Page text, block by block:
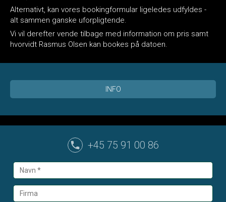
Alternativt, kan vores bookingformular ligeledes udfyldes -
alt sammen ganske uforpligtende.
Vi vil derefter vende tilbage med information om pris samt
hvorvidt Rasmus Olsen kan bookes på datoen.
INFO
+45 75 91 00 86